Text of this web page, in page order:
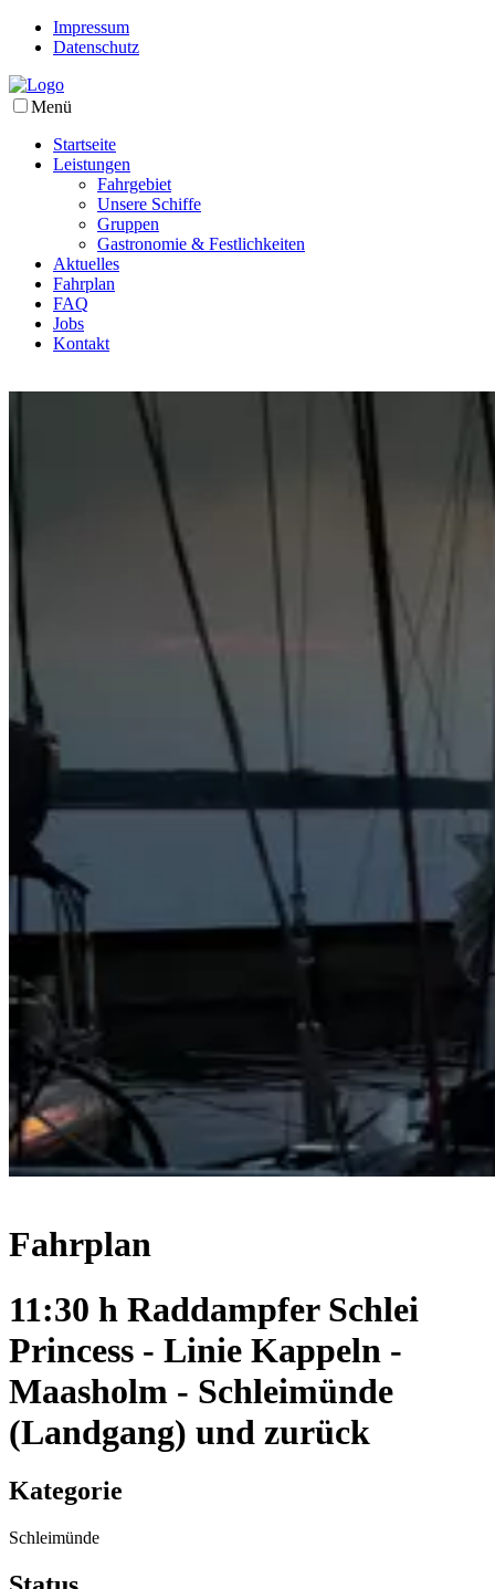
Impressum
Datenschutz
Menü
Startseite
Leistungen
Fahrgebiet
Unsere Schiffe
Gruppen
Gastronomie & Festlichkeiten
Aktuelles
Fahrplan
FAQ
Jobs
Kontakt
Fahrplan
11:30 h Raddampfer Schlei
Princess - Linie Kappeln -
Maasholm - Schleimünde
(Landgang) und zurück
Kategorie
Schleimünde